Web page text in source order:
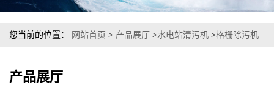
您当前的位置： 网站首页 > 产品展厅 >水电站清污机 >格栅除污机
产品展厅